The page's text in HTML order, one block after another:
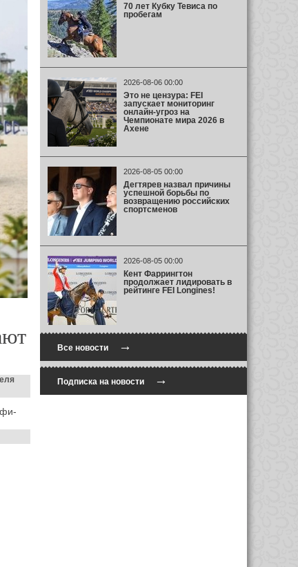
70 лет Кубку Тевиса по
пробегам
2026-08-06 00:00
Это не цензура: FEI
запускает мониторинг
онлайн-угроз на
Чемпионате мира 2026 в
Ахене
2026-08-05 00:00
Дегтярев назвал причины
успешной борьбы по
возвращению российских
спортсменов
2026-08-05 00:00
Кент Фаррингтон
продолжает лидировать в
рейтинге FEI Longines!
Все новости→
Подписка на новости→